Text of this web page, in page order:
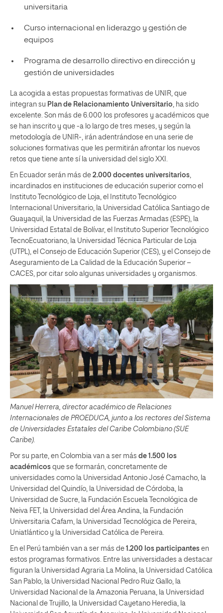
universitaria
Curso internacional en liderazgo y gestión de
equipos
Programa de desarrollo directivo en dirección y
gestión de universidades
La acogida a estas propuestas formativas de UNIR, que
integran su Plan de Relacionamiento Universitario , ha sido
excelente. Son más de 6.000 los profesores y académicos que
se han inscrito y que -a lo largo de tres meses, y según la
metodología de UNIR-, irán adentrándose en una serie de
soluciones formativas que les permitirán afrontar los nuevos
retos que tiene ante sí la universidad del siglo XXI.
En Ecuador serán más de 2.000 docentes universitarios
incardinados en instituciones de educación superior como el
Instituto Tecnológico de Loja, el Instituto Tecnológico
Internacional Universitario, la Universidad Católica Santiago de
Guayaquil, la Universidad de las Fuerzas Armadas (ESPE), la
Universidad Estatal de Bolívar, el Instituto Superior Tecnológico
TecnoEcuatoriano, la Universidad Técnica Particular de Loja
(UTPL), el Consejo de Educación Superior (CES), y el Consejo de
Aseguramiento de La Calidad de la Educación Superior –
CACES, por citar solo algunas universidades y organismos.
Manuel Herrera, director académico de Relaciones
Internacionales de PROEDUCA, junto a los rectores del Sistema
de Universidades Estatales del Caribe Colombiano (SUE
Caribe).
Por su parte, en Colombia van a ser más de 1.500 los
académicos que se formarán, concretamente de
universidades como la Universidad Antonio José Camacho, la
Universidad del Quindío, la Universidad de Córdoba, la
Universidad de Sucre, la Fundación Escuela Tecnológica de
Neiva FET, la Universidad del Área Andina, la Fundación
Universitaria Cafam, la Universidad Tecnológica de Pereira,
Uniatlántico y la Universidad Católica de Pereira.
En el Perú también van a ser más de 1.200 los participantes en
estos programas formativos. Entre las universidades a destacar
figuran la Universidad Agraria La Molina, la Universidad Católica
San Pablo, la Universidad Nacional Pedro Ruiz Gallo, la
Universidad Nacional de la Amazonia Peruana, la Universidad
Nacional de Trujillo, la Universidad Cayetano Heredia, la